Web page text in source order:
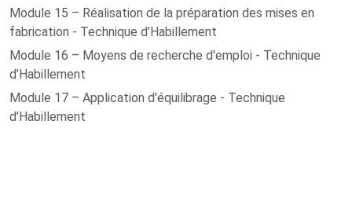
Module 15 – Réalisation de la préparation des mises en
fabrication - Technique d’Habillement
Module 16 – Moyens de recherche d'emploi - Technique
d’Habillement
Module 17 – Application d'équilibrage - Technique
d’Habillement